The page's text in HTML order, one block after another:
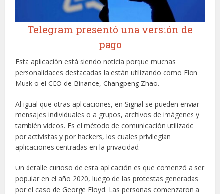
Telegram presentó una versión de
pago
Esta aplicación está siendo noticia porque muchas
personalidades destacadas la están utilizando como Elon
Musk o el CEO de Binance, Changpeng Zhao.
Al igual que otras aplicaciones, en Signal se pueden enviar
mensajes individuales o a grupos, archivos de imágenes y
también vídeos. Es el método de comunicación utilizado
por activistas y por hackers, los cuales privilegian
aplicaciones centradas en la privacidad.
Un detalle curioso de esta aplicación es que comenzó a ser
popular en el año 2020, luego de las protestas generadas
por el caso de George Floyd. Las personas comenzaron a